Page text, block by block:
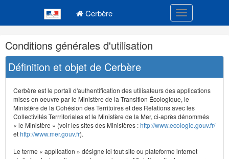
Cerbère Toggle
Navigation
et
outils
annexes
Conditions générales d'utilisation
Définition et objet de Cerbère
Cerbère est le portail d'authentification des utilisateurs des applications
mises en oeuvre par le Ministère de la Transition Écologique, le
Ministère de la Cohésion des Territoires et des Relations avec les
Collectivités Terrritoriales et le Ministère de la Mer, ci-après dénommés
« le Ministère » (voir les sites des Ministères :http://www.ecologie.gouv.fr/
ethttp://www.mer.gouv.fr).
Le terme « application » désigne ici tout site ou plateforme internet